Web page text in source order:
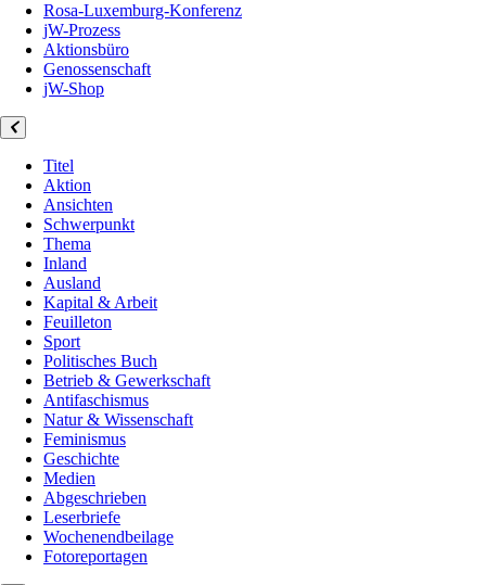
Rosa-Luxemburg-Konferenz
jW-Prozess
Aktionsbüro
Genossenschaft
jW-Shop
Titel
Aktion
Ansichten
Schwerpunkt
Thema
Inland
Ausland
Kapital & Arbeit
Feuilleton
Sport
Politisches Buch
Betrieb & Gewerkschaft
Antifaschismus
Natur & Wissenschaft
Feminismus
Geschichte
Medien
Abgeschrieben
Leserbriefe
Wochenendbeilage
Fotoreportagen